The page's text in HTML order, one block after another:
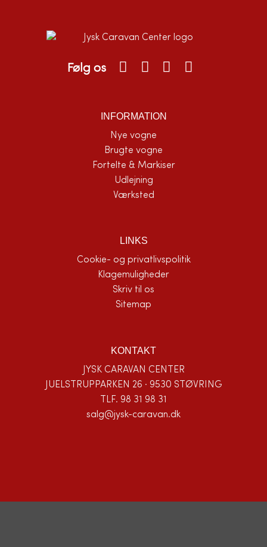
Følg os
INFORMATION
Nye vogne
Brugte vogne
Fortelte & Markiser
Udlejning
Værksted
LINKS
Cookie- og privatlivspolitik
Klagemuligheder
Skriv til os
Sitemap
KONTAKT
JYSK CARAVAN CENTER
JUELSTRUPPARKEN 26 · 9530 STØVRING
TLF. 98 31 98 31
salg@jysk-caravan.dk